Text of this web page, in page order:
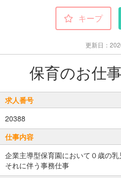
キープ
更新日：
保育のお仕
求人番号
20388
仕事内容
企業主導型保育園において０歳の乳
それに伴う事務仕事